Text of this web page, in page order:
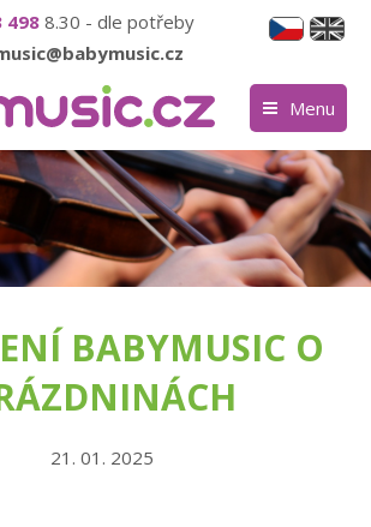
498 8.30 - dle potřeby
Menu
BABYMUSIC O
21. 01. 2025